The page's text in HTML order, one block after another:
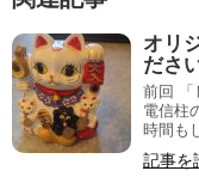
オリ
ださ
前回 「
電信柱
時間も
記事を